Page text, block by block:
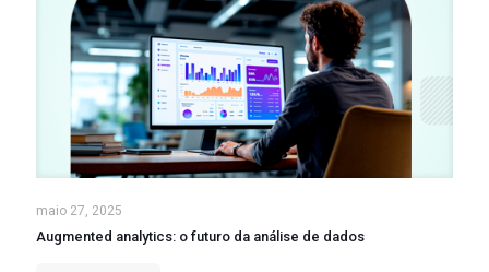
maio 27, 2025
Augmented analytics: o futuro da análise de dados